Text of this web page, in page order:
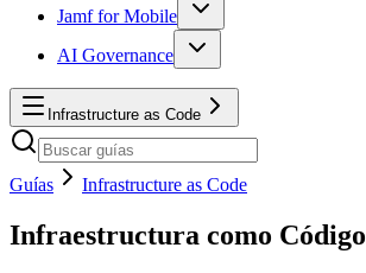
Jamf for Mobile
AI Governance
Infrastructure as Code
Guías Infrastructure as Code
Infraestructura como Código